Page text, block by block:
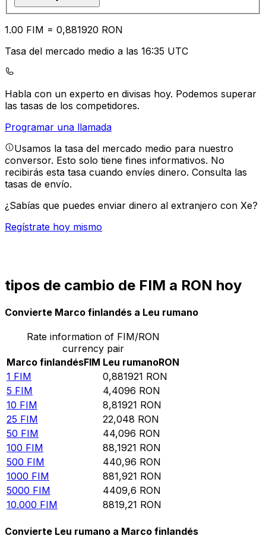
1.00 FIM = 0,881920 RON
Tasa del mercado medio a las 16:35 UTC
Habla con un experto en divisas hoy. Podemos superar
las tasas de los competidores.
Programar una llamada
Usamos la tasa del mercado medio para nuestro
conversor. Esto solo tiene fines informativos. No
recibirás esta tasa cuando envíes dinero. Consulta las
tasas de envío.
¿Sabías que puedes enviar dinero al extranjero con Xe?
Regístrate hoy mismo
tipos de cambio de FIM a RON hoy
Convierte Marco finlandés a Leu rumano
Rate information of FIM/RON
currency pair
Marco finlandésFIM Leu rumanoRON
1 FIM 0,881921 RON
5 FIM 4,4096 RON
10 FIM 8,81921 RON
25 FIM 22,048 RON
50 FIM 44,096 RON
100 FIM 88,1921 RON
500 FIM 440,96 RON
1000 FIM 881,921 RON
5000 FIM 4409,6 RON
10.000 FIM 8819,21 RON
Convierte Leu rumano a Marco finlandés